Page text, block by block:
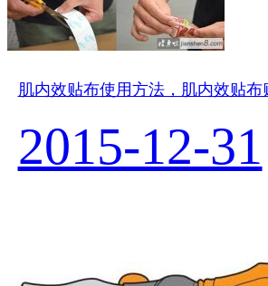
肌内效贴布使用方法，肌内效贴布
2015-12-31